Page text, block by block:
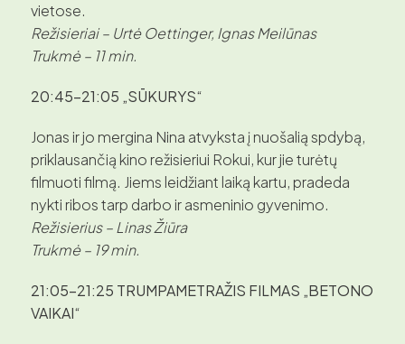
vietose.
Režisieriai – Urtė Oettinger, Ignas Meilūnas
Trukmė – 11 min.
20:45–21:05 „SŪKURYS“
Jonas ir jo mergina Nina atvyksta į nuošalią spdybą,
priklausančią kino režisieriui Rokui, kur jie turėtų
filmuoti filmą. Jiems leidžiant laiką kartu, pradeda
nykti ribos tarp darbo ir asmeninio gyvenimo.
Režisierius – Linas Žiūra
Trukmė – 19 min.
21:05–21:25 TRUMPAMETRAŽIS FILMAS „BETONO
VAIKAI“